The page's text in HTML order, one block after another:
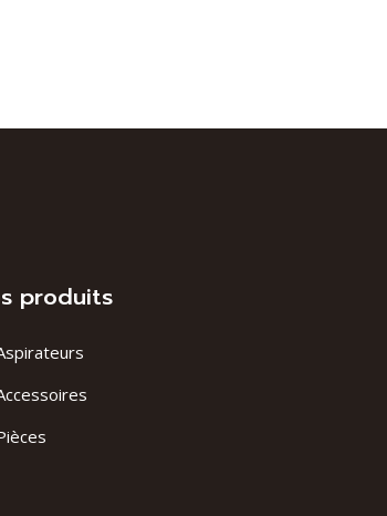
produits